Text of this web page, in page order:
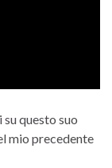
questo suo
mio precedente